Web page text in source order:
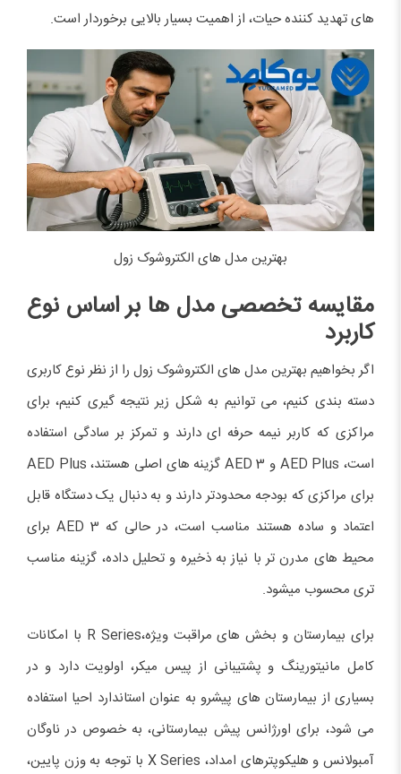
های تهدید کننده حیات، از اهمیت بسیار بالایی برخوردار است.
بهترین مدل های الکتروشوک زول
مقایسه تخصصی مدل ها بر اساس نوع
کاربرد
اگر بخواهیم بهترین مدل های الکتروشوک زول را از نظر نوع کاربری
دسته بندی کنیم، می توانیم به شکل زیر نتیجه گیری کنیم، برای
مراکزی که کاربر نیمه حرفه ای دارند و تمرکز بر سادگی استفاده
است، AED Plus و AED 3 گزینه های اصلی هستند، AED Plus
برای مراکزی که بودجه محدودتر دارند و به دنبال یک دستگاه قابل
اعتماد و ساده هستند مناسب است، در حالی که AED 3 برای
محیط های مدرن تر با نیاز به ذخیره و تحلیل داده، گزینه مناسب
تری محسوب میشود.
برای بیمارستان و بخش های مراقبت ویژه،R Series با امکانات
کامل مانیتورینگ و پشتیبانی از پیس میکر، اولویت دارد و در
بسیاری از بیمارستان های پیشرو به عنوان استاندارد احیا استفاده
می شود، برای اورژانس پیش بیمارستانی، به خصوص در ناوگان
آمبولانس و هلیکوپترهای امداد، X Series با توجه به وزن پایین،